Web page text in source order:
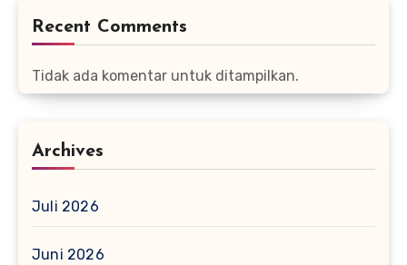
Recent Comments
Tidak ada komentar untuk ditampilkan.
Archives
Juli 2026
Juni 2026